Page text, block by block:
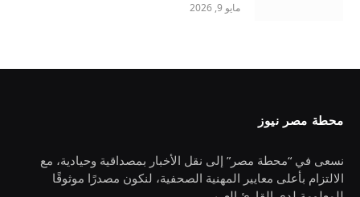
مايو 9, 2026
محطة مصر نيوز
نسعى في “محطة مصر” إلى نقل الأخبار بمصداقية وحيادية، مع
الالتزام بأعلى معايير المهنية الصحفية، لنكون مصدرًا موثوقًا